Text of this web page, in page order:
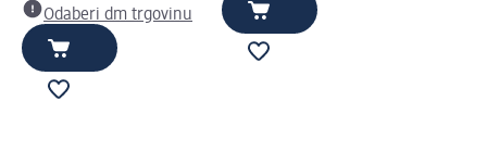
Odaberi dm trgovinu